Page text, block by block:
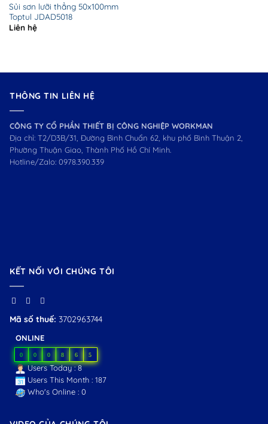
Sủi sơn lưỡi thẳng 50x100mm
Toptul JDAD5018
Liên hệ
THÔNG TIN LIÊN HỆ
CÔNG TY CỔ PHẦN THIẾT BỊ CÔNG NGHIỆP WORKMAN
Địa chỉ: T2/D3B/31, Đường Bình Chuẩn 62, khu phố Bình Thuận 2,
Phường Thuận Giao, Thành Phố Hồ Chí Minh.
Hotline/Zalo: 0978.390.339
KẾT NỐI VỚI CHÚNG TÔI
Mã số thuế: 3702963744
ONLINE
0 0 0 8 6 5
Users Today : 8
Users This Month : 187
Who's Online : 0